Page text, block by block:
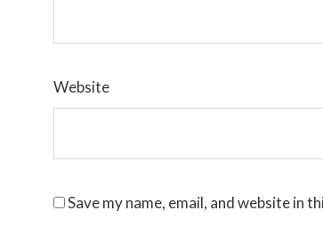
Website
Save my name, email, and website in